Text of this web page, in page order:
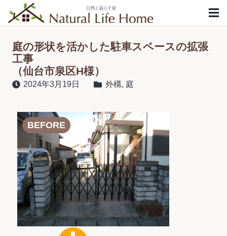
庭の形状を活かした駐車スペースの拡張
工事
（仙台市泉区H様）
2024年3月19日 外構, 庭
BEFORE